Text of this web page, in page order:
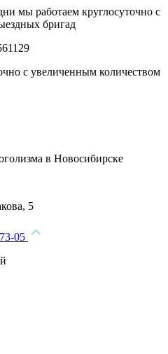
мы работаем круглосуточно с
бригад
с увеличенным количеством
в Новосибирске
5
05